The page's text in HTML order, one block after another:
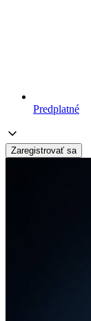
Predplatné
Zaregistrovať sa